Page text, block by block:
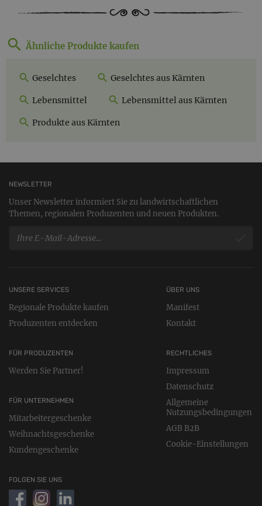
Ähnliche Produkte kaufen
Geselchtes Geselchtes aus Kärnten
Lebensmittel Lebensmittel aus Kärnten
Produkte aus Kärnten
NEWSLETTER
Unser Newsletter informiert Sie zu landwirtschaftlichen
Themen, regionalen Produzenten und neuen Produkten.
UNSERE SERVICES
Regionale Produkte kaufen
Produzenten entdecken
FÜR PRODUZENTEN
Werden Sie Partner!
FÜR UNTERNEHMEN
Mitarbeitergeschenke
Weihnachtsgeschenke
Kundengeschenke
RECHTLICHES
Impressum
Datenschutz
Allgemeine
Nutzungsbedingungen
AGB B2B
Cookie-Einstellungen
ÜBER UNS
Manifest
Kontakt
FOLGEN SIE UNS